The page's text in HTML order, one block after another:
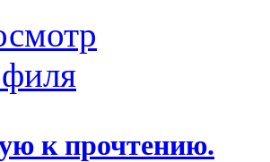
к прочтению.